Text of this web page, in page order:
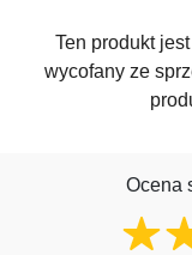
Ten produkt
wycofany ze
Ocena